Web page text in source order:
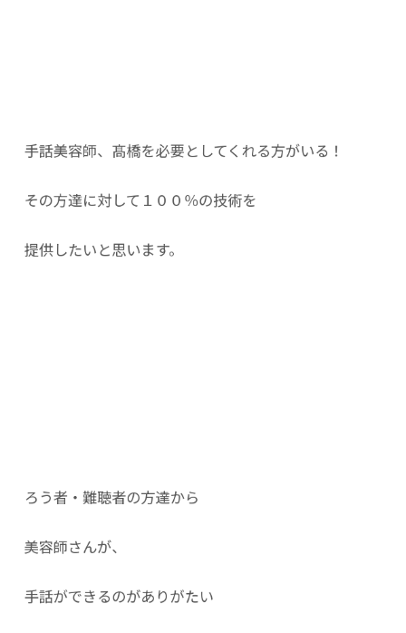
手話美容師、髙橋を必要としてくれる方がいる！
その方達に対して１００％の技術を
提供したいと思います。
ろう者・難聴者の方達から
美容師さんが、
手話ができるのがありがたい